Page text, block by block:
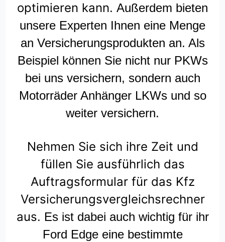
optimieren kann. Außerdem bieten
unsere Experten Ihnen eine Menge
an Versicherungsprodukten an. Als
Beispiel können Sie nicht nur PKWs
bei uns versichern, sondern auch
Motorräder Anhänger LKWs und so
weiter versichern.
Nehmen Sie sich ihre Zeit und
füllen Sie ausführlich das
Auftragsformular für das Kfz
Versicherungsvergleichsrechner
aus. Es ist dabei auch wichtig für ihr
Ford Edge eine bestimmte